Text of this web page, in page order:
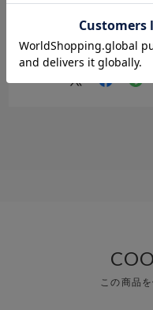
柔らかいちょうど良い生地
この商品